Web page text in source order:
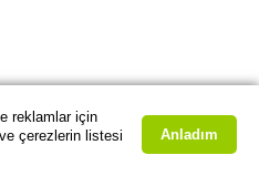
reklamlar için
çerezlerin listesi
Anladım